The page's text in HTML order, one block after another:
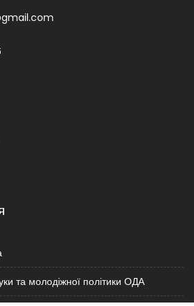
та молодіжної політики ОДА